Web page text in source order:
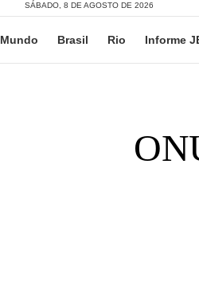
SÁBADO, 8 DE AGOSTO DE 2026
Mundo Brasil Rio Informe